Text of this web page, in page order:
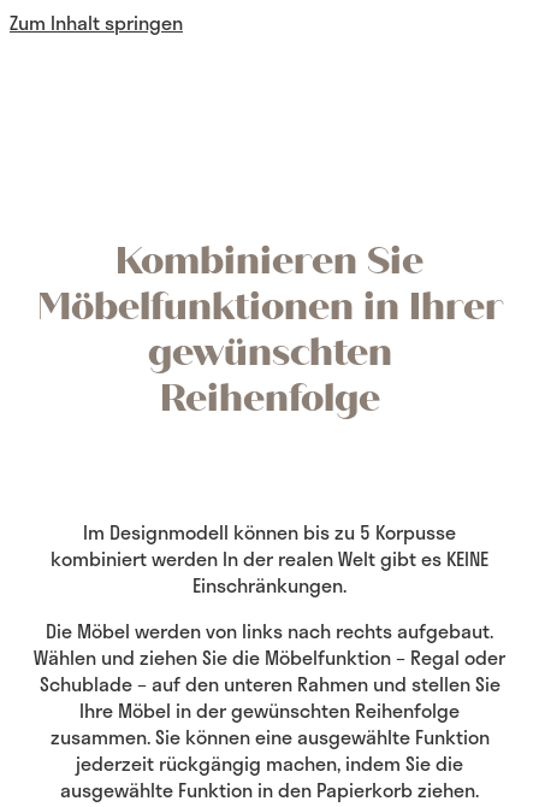
Zum Inhalt springen
Kombinieren Sie
Möbelfunktionen in Ihrer
gewünschten
Reihenfolge
Im Designmodell können bis zu 5 Korpusse
kombiniert werden In der realen Welt gibt es KEINE
Einschränkungen.
Die Möbel werden von links nach rechts aufgebaut.
Wählen und ziehen Sie die Möbelfunktion – Regal oder
Schublade – auf den unteren Rahmen und stellen Sie
Ihre Möbel in der gewünschten Reihenfolge
zusammen. Sie können eine ausgewählte Funktion
jederzeit rückgängig machen, indem Sie die
ausgewählte Funktion in den Papierkorb ziehen.